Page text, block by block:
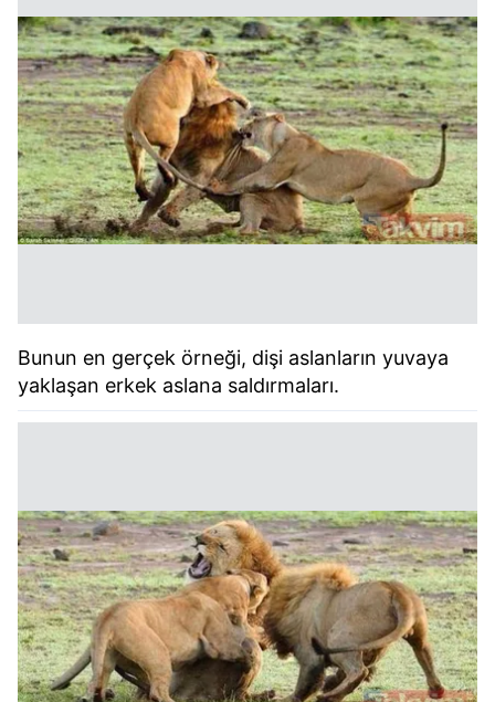
Bunun en gerçek örneği, dişi aslanların yuvaya
yaklaşan erkek aslana saldırmaları.